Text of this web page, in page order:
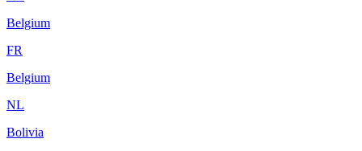
Belgium
FR
Belgium
NL
Bolivia